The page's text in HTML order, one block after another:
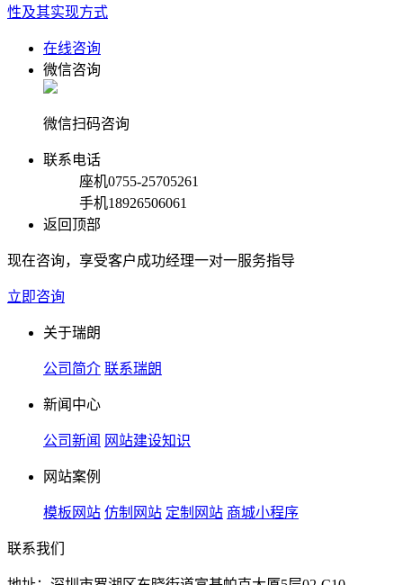
性及其实现方式
在线咨询
微信咨询
微信扫码咨询
联系电话
座机0755-25705261
手机18926506061
返回顶部
现在咨询，享受客户成功经理一对一服务指导
立即咨询
关于瑞朗
公司简介 联系瑞朗
新闻中心
公司新闻 网站建设知识
网站案例
模板网站 仿制网站 定制网站 商城小程序
联系我们